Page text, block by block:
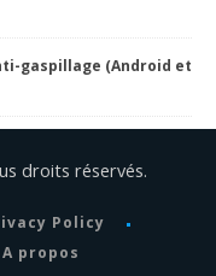
gaspillage (Android et
droits réservés.
Policy
A propos